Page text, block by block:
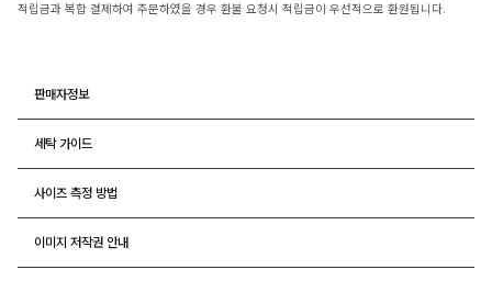
적립금과 복합 결제하여 주문하였을 경우 환불 요청시 적립금이 우선적으로 환원됩니다.
판매자정보
세탁 가이드
사이즈 측정 방법
이미지 저작권 안내